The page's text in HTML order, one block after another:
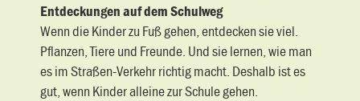
Entdeckungen auf dem Schulweg
Wenn die Kinder zu Fuß gehen, entdecken sie viel.
Pflanzen, Tiere und Freunde. Und sie lernen, wie man
es im Straßen-Verkehr richtig macht. Deshalb ist es
gut, wenn Kinder alleine zur Schule gehen.